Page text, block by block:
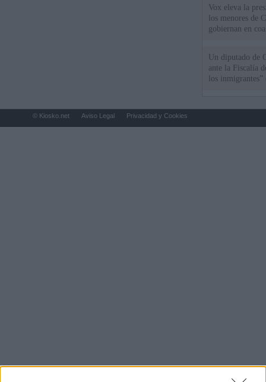
Vox eleva la
los menores de
gobiernan en
Un diputado de
ante la Fiscalía
los inmigrantes”
© Kiosko.net Aviso Legal Privacidad y Cookies